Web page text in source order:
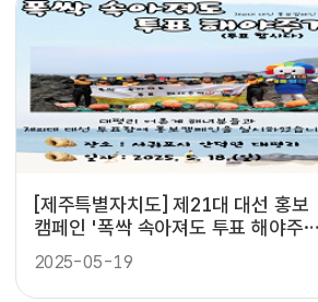
[제주특별자치도] 제21대 대선 홍보
캠페인 '폭싹 속아져도 투표 해야주
게'
2025-05-19